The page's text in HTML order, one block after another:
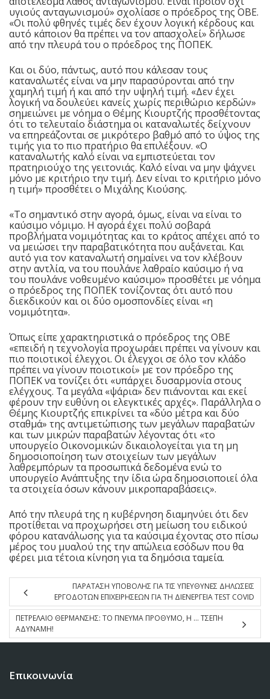
υγιούς ανταγωνισμού» σχολίασε ο πρόεδρος της ΟΒΕ.
«Οι πολύ φθηνές τιμές δεν έχουν λογική κέρδους και
αυτό κάποιον θα πρέπει να τον απασχολεί» δήλωσε
από την πλευρά του ο πρόεδρος της ΠΟΠΕΚ.
Και οι δύο, πάντως, αυτό που κάλεσαν τους
καταναλωτές είναι να μην παρασύρονται από την
χαμηλή τιμή ή και από την υψηλή τιμή. «Δεν έχει
λογική να δουλεύει κανείς χωρίς περιθώριο κερδών»
σημειώνει με νόημα ο Θέμης Κιουρτζής προσθέτοντας
ότι το τελευταίο διάστημα οι καταναλωτές δείχνουν
να επηρεάζονται σε μικρότερο βαθμό από το ύψος της
τιμής για το πιο πρατήριο θα επιλέξουν. «Ο
καταναλωτής καλό είναι να εμπιστεύεται τον
πρατηριούχο της γειτονιάς. Καλό είναι να μην ψάχνει
μόνο με κριτήριο την τιμή. Δεν είναι το κριτήριο μόνο
η τιμή» προσθέτει ο Μιχάλης Κιούσης.
«Το σημαντικό στην αγορά, όμως, είναι να είναι το
καύσιμο νόμιμο. Η αγορά έχει πολύ σοβαρά
προβλήματα νομιμότητας και το κράτος απέχει από το
να μειώσει την παραβατικότητα που αυξάνεται. Και
αυτό για τον καταναλωτή σημαίνει να τον κλέβουν
στην αντλία, να του πουλάνε λαθραίο καύσιμο ή να
του πουλάνε νοθευμένο καύσιμο» προσθέτει με νόημα
ο πρόεδρος της ΠΟΠΕΚ τονίζοντας ότι αυτό που
διεκδικούν και οι δύο ομοσπονδίες είναι «η
νομιμότητα».
Όπως είπε χαρακτηριστικά ο πρόεδρος της ΟΒΕ
«επειδή η τεχνολογία προχωράει πρέπει να γίνουν και
πιο ποιοτικοί έλεγχοι. Οι έλεγχοι σε όλο τον κλάδο
πρέπει να γίνουν ποιοτικοί» με τον πρόεδρο της
ΠΟΠΕΚ να τονίζει ότι «υπάρχει δυσαρμονία στους
ελέγχους. Τα μεγάλα «ψάρια» δεν πιάνονται και εκεί
φέρουν την ευθύνη οι ελεγκτικές αρχές». Παράλληλα ο
Θέμης Κιουρτζής επικρίνει τα «δύο μέτρα και δύο
σταθμά» της αντιμετώπισης των μεγάλων παραβατών
και των μικρών παραβατών λέγοντας ότι «το
υπουργείο Οικονομικών δικαιολογείται για τη μη
δημοσιοποίηση των στοιχείων των μεγάλων
λαθρεμπόρων τα προσωπικά δεδομένα ενώ το
υπουργείο Ανάπτυξης την ίδια ώρα δημοσιοποιεί όλα
τα στοιχεία όσων κάνουν μικροπαραβάσεις».
Από την πλευρά της η κυβέρνηση διαμηνύει ότι δεν
προτίθεται να προχωρήσει στη μείωση του ειδικού
φόρου κατανάλωσης για τα καύσιμα έχοντας στο πίσω
μέρος του μυαλού της την απώλεια εσόδων που θα
φέρει μια τέτοια κίνηση για τα δημόσια ταμεία.
ΠΑΡΑΤΑΣΗ ΥΠΟΒΟΛΗΣ ΓΙΑ ΤΙΣ ΥΠΕΥΘΥΝΕΣ ΔΗΛΩΣΕΙΣ
ΕΡΓΟΔΟΤΩΝ ΕΠΙΧΕΙΡΗΣΕΩΝ ΓΙΑ ΤΗ ΔΙΕΝΕΡΓΕΙΑ TEST COVID
ΠΕΤΡΕΛΑΙΟ ΘΕΡΜΑΝΣΗΣ: ΤΟ ΠΝΕΥΜΑ ΠΡΟΘΥΜΟ, Η … ΤΣΕΠΗ
ΑΔΥΝΑΜΗ!
Επικοινωνία